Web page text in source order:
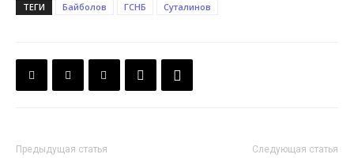
ТЕГИ Байболов ГСНБ Суталинов
Предыдущая статья Следующая статья